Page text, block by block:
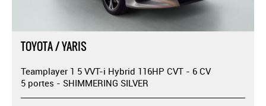
TOYOTA / YARIS
Teamplayer 1 5 VVT-i Hybrid 116HP CVT - 6 CV
5 portes - SHIMMERING SILVER